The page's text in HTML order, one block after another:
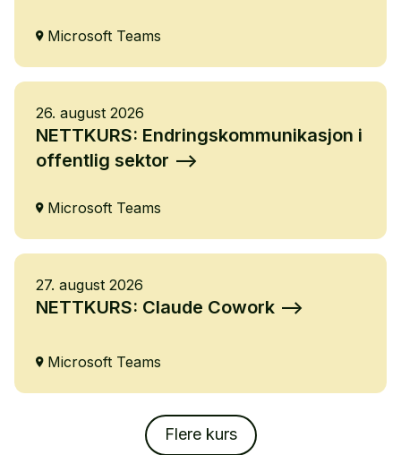
Microsoft Teams
26. august 2026
NETTKURS: Endringskommunikasjon i
offentlig sektor
Microsoft Teams
27. august 2026
NETTKURS: Claude Cowork
Microsoft Teams
Flere kurs